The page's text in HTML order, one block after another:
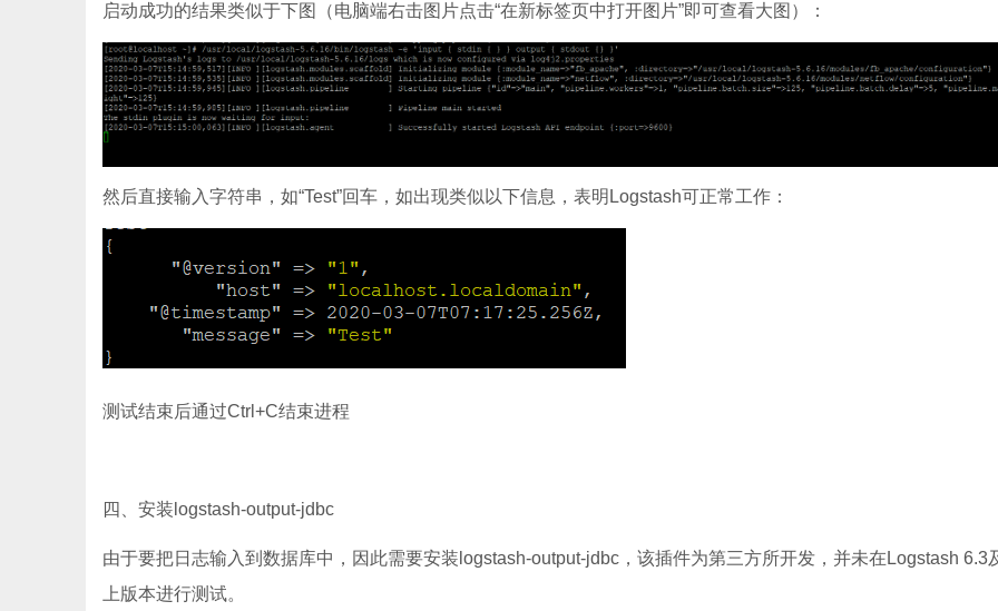
启动成功的结果类似于下图（电脑端右击图片点击“在新标签页中打开图片”即可查看大图）：
然后直接输入字符串，如“Test”回车，如出现类似以下信息，表明Logstash可正常工作：
测试结束后通过Ctrl+C结束进程
四、安装logstash-output-jdbc
由于要把日志输入到数据库中，因此需要安装logstash-output-jdbc，该插件为第三方所开发，并未在Logstash 6.3
上版本进行测试。